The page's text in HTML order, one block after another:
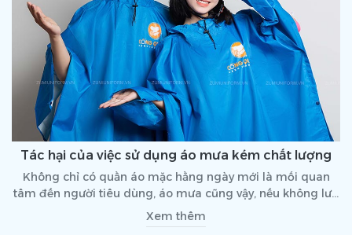
Tác hại của việc sử dụng áo mưa kém chất lượng
Không chỉ có quần áo mặc hằng ngày mới là mối quan
tâm đến người tiêu dùng, áo mưa cũng vậy, nếu không lưa
chọn để sử dụng đúng cách nó sẽ gây tác hại rất lớn ảnh
hưởng trực tiếp đến sức khỏe của người mặc.
Xem thêm